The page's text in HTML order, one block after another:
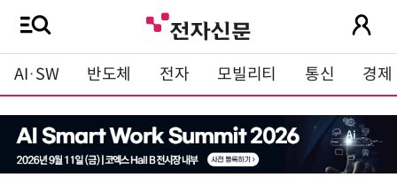
AI·SW 반도체 전자 모빌리티 통신 경제